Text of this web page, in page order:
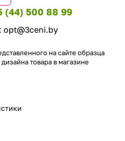
(44) 500 88 99
opt@3ceni.by
на сайте образца
товара в магазине